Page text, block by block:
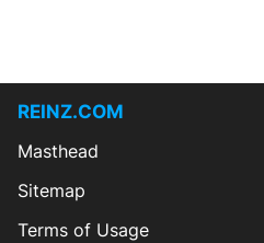
REINZ.COM
Masthead
Sitemap
Terms of Usage